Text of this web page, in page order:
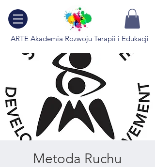
ARTE Akademia Rozwoju Terapii i Edukacji
Metoda Ruchu